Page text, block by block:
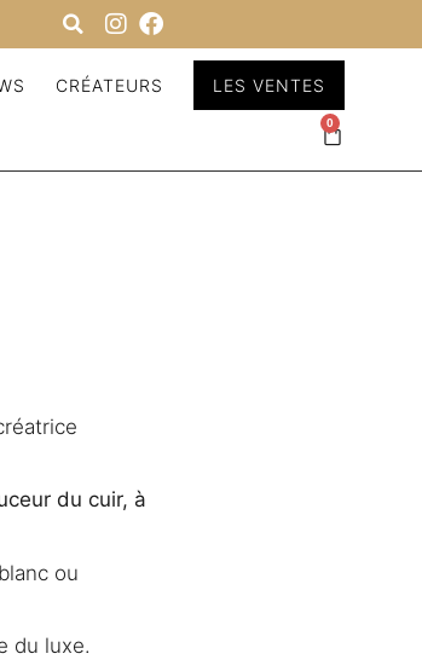
CRÉATEURS LES VENTES
0
du cuir, à
ou
du luxe.